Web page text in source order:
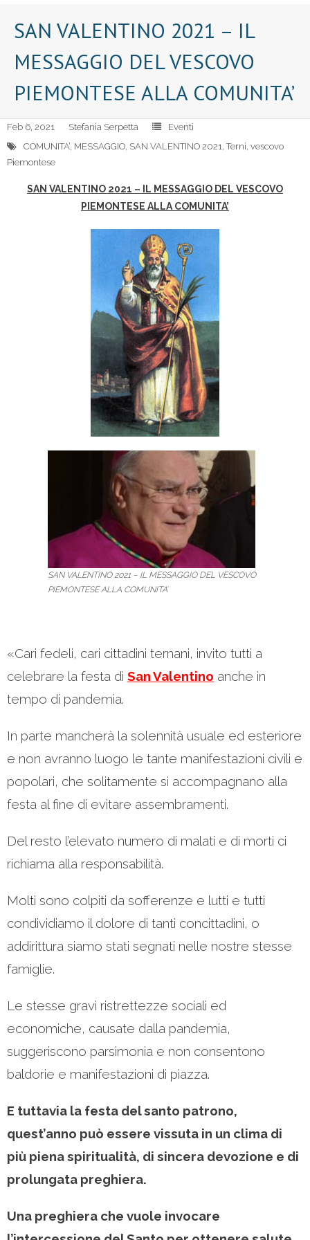
SAN VALENTINO 2021 – IL
MESSAGGIO DEL VESCOVO
PIEMONTESE ALLA COMUNITA’
Feb 6, 2021 Stefania Serpetta
Eventi
COMUNITA’, MESSAGGIO, SAN VALENTINO 2021,Terni, vescovo
Piemontese
SAN VALENTINO 2021 – IL MESSAGGIO DEL VESCOVO
PIEMONTESE ALLA COMUNITA’
SAN VALENTINO 2021 – IL MESSAGGIO DEL VESCOVO
PIEMONTESE ALLA COMUNITA’
«Cari fedeli, cari cittadini ternani, invito tutti a
celebrare la festa di San Valentino anche in
tempo di pandemia.
In parte mancherà la solennità usuale ed esteriore
e non avranno luogo le tante manifestazioni civili e
popolari, che solitamente si accompagnano alla
festa al fine di evitare assembramenti.
Del resto l’elevato numero di malati e di morti ci
richiama alla responsabilità.
Molti sono colpiti da sofferenze e lutti e tutti
condividiamo il dolore di tanti concittadini, o
addirittura siamo stati segnati nelle nostre stesse
famiglie.
Le stesse gravi ristrettezze sociali ed
economiche, causate dalla pandemia,
suggeriscono parsimonia e non consentono
baldorie e manifestazioni di piazza.
E tuttavia la festa del santo patrono,
quest’anno può essere vissuta in un clima di
più piena spiritualità, di sincera devozione e di
prolungata preghiera.
Una preghiera che vuole invocare